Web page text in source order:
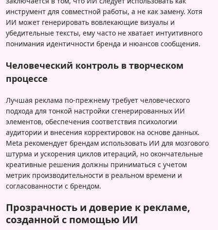
инструмент для совместной работы, а не как замену. Хотя
ИИ может генерировать вовлекающие визуалы и
убедительные тексты, ему часто не хватает интуитивного
понимания идентичности бренда и нюансов сообщения.
Человеческий контроль в творческом
процессе
Лучшая реклама по-прежнему требует человеческого
подхода для тонкой настройки сгенерированных ИИ
элементов, обеспечения соответствия психологии
аудитории и внесения корректировок на основе данных.
Meta рекомендует брендам использовать ИИ для мозгового
штурма и ускорения циклов итераций, но окончательные
креативные решения должны приниматься с учетом
метрик производительности в реальном времени и
согласованности с брендом.
Прозрачность и доверие к рекламе,
созданной с помощью ИИ